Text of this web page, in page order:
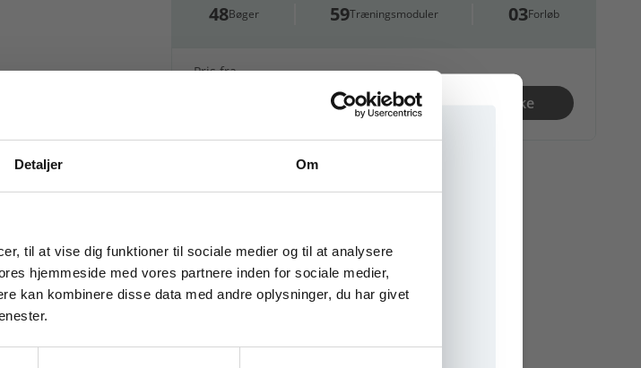
Detaljer Om
til at vise dig funktioner til sociale medier og til at analysere
hjemmeside med vores partnere inden for sociale medier,
kan kombinere disse data med andre oplysninger, du har givet
48Bøger 59Træningsmoduler 03Forløb
Pris fra
Se fagpakke
Tilgå dine onlinematerialer